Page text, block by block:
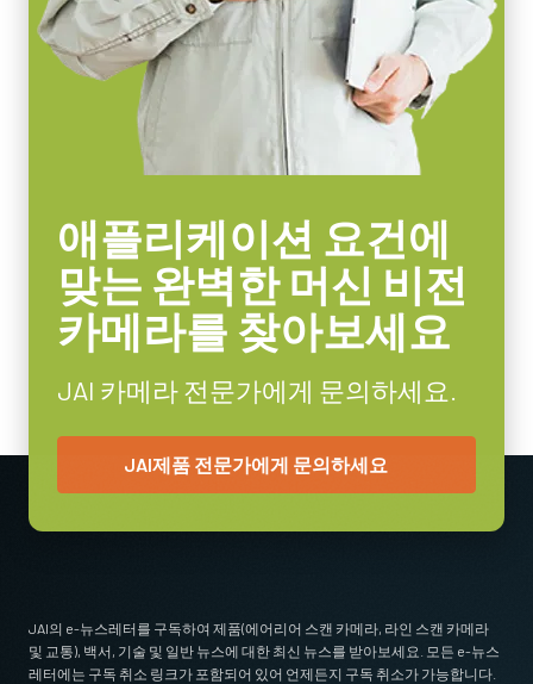
비디오 아웃
8/10/12-bit *
사용온도(대기온도)
-5°C to +45°C
* 12비트 출력에서 사용할 수 없는 일부 비디오 처리 기능
첨단 센서와 결합할 때 탁월한 성능과 가격 대비 효율성을 제공합
센서 포맷에 따라 4mm부터 75mm까지의 고정 초점 거리 제품이
포함됩니다. C-마운트와 초점 및 조리개 설정용 잠금 나사가 장착
되어 일반적인 공장 환경에서도 안정적인 작동을 보장합니다.
브로셔를 다운로드하십시오.
MP-43 Tripod Mounting Plate
Tripod adapter features mounting holes to fit spacing on Go Series
and Go-X Series housings. (Note: on Go-X Series models with
Pregius S sensors, mount attaches to top of camera requiring use
of vertical image flip function. See product pages for alternative
Download 2D CAD drawing.
애플리케이션 요건에
맞는 완벽한 머신 비전
카메라를 찾아보세요
JAI 카메라 전문가에게 문의하세요.
JAI제품 전문가에게 문의하세요
JAI의 e-뉴스레터를 구독하여 제품(에어리어 스캔 카메라, 라인 스캔 카메라
및 교통), 백서, 기술 및 일반 뉴스에 대한 최신 뉴스를 받아보세요. 모든 e-뉴스
레터에는 구독 취소 링크가 포함되어 있어 언제든지 구독 취소가 가능합니다.